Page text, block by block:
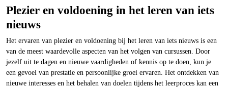
Plezier en voldoening in het leren van iets
nieuws
Het ervaren van plezier en voldoening bij het leren van iets nieuws is een
van de meest waardevolle aspecten van het volgen van cursussen. Door
jezelf uit te dagen en nieuwe vaardigheden of kennis op te doen, kun je
een gevoel van prestatie en persoonlijke groei ervaren. Het ontdekken van
nieuwe interesses en het behalen van doelen tijdens het leerproces kan een